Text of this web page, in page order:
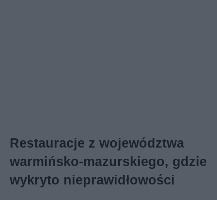
Restauracje z województwa
warmińsko-mazurskiego, gdzie
wykryto nieprawidłowości